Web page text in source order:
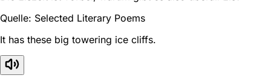
Quelle: Selected Literary Poems
It has these big towering ice cliffs.